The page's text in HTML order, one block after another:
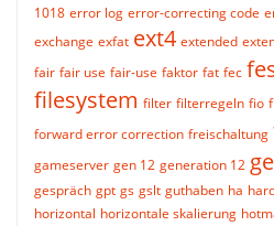
1018 error log error-correcting code
exchange exfat ext4 extended
fair fair use fair-use faktor fat fec
filesystem filter filterregeln fio
forward error correction freischaltung
gameserver gen 12 generation 12
gespräch gpt gs gslt guthaben ha
horizontal horizontale skalierung